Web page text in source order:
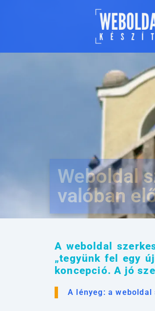
Weboldal
valóban
A weboldal
„tegyünk fel egy
koncepció. A jó
A lényeg: a